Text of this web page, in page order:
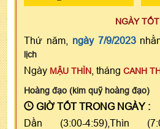
NGÀY TỐT
Thứ năm, ngày 7/9/2023
lịch
Ngày MẬU THÌN , tháng CANH
Hoàng đạo (kim quỹ hoàng đạo)
GIỜ TỐT TRONG NGÀY :
Dần (3:00-4:59),Thìn